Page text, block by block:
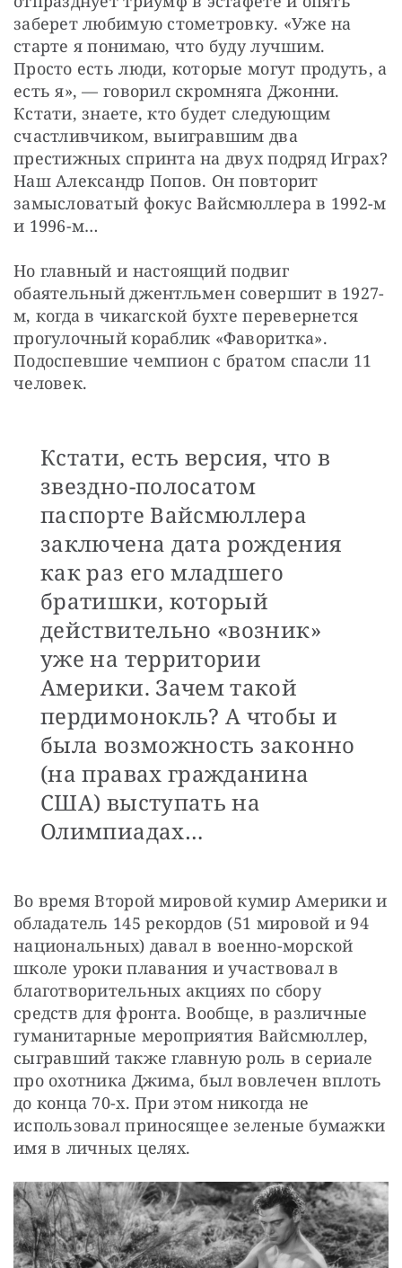
заберет любимую стометровку. «Уже на
старте я понимаю, что буду лучшим.
Просто есть люди, которые могут продуть, а
есть я», — говорил скромняга Джонни.
Кстати, знаете, кто будет следующим
счастливчиком, выигравшим два
престижных спринта на двух подряд Играх?
Наш Александр Попов. Он повторит
замысловатый фокус Вайсмюллера в 1992-м
и 1996-м…
Но главный и настоящий подвиг
обаятельный джентльмен совершит в 1927-
м, когда в чикагской бухте перевернется
прогулочный кораблик «Фаворитка».
Подоспевшие чемпион с братом спасли 11
человек.
Кстати, есть версия, что в
звездно-полосатом
паспорте Вайсмюллера
заключена дата рождения
как раз его младшего
братишки, который
действительно «возник»
уже на территории
Америки. Зачем такой
пердимонокль? А чтобы и
была возможность законно
(на правах гражданина
США) выступать на
Олимпиадах…
Во время Второй мировой кумир Америки и
обладатель 145 рекордов (51 мировой и 94
национальных) давал в военно-морской
школе уроки плавания и участвовал в
благотворительных акциях по сбору
средств для фронта. Вообще, в различные
гуманитарные мероприятия Вайсмюллер,
сыгравший также главную роль в сериале
про охотника Джима, был вовлечен вплоть
до конца 70-х. При этом никогда не
использовал приносящее зеленые бумажки
имя в личных целях.